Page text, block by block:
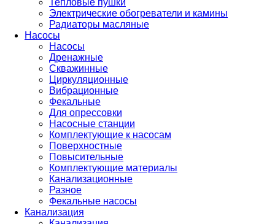
Тепловые пушки
Электрические обогреватели и камины
Радиаторы масляные
Насосы
Насосы
Дренажные
Скважинные
Циркуляционные
Вибрационные
Фекальные
Для опрессовки
Насосные станции
Комплектующие к насосам
Поверхностные
Повысительные
Комплектующие материалы
Канализационные
Разное
Фекальные насосы
Канализация